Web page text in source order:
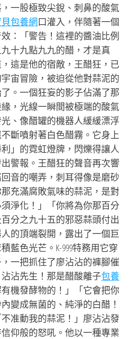
一股極致尖銳、刺鼻的酸氣
包養網口灌入，伴隨著一個
：「警告！這裡的醬油比例
十九點九九的醋，才是真
這是他的宿敵，王醋狂，已
宙冒險，被迫從他對蒜泥的
。一個狂妄的影子佔滿了那
，光線一瞬間被極端的酸氣
、像醋罐的機器人緩緩漂浮
斷噴射著白色醋霧。它身上
」的霓虹燈牌，閃爍得讓人
警報。王醋狂的聲音再次響
音的嘲弄，刺耳得像是磨砂
充滿腐敗氣味的蒜泥，是對
淨化！」「你將為你那百分
分之九十五的邪惡蒜頭付出
的頂端裂開，露出了一個巨
藍色光芒。K-999特務用它穿
一把抓住了廖沾沾的褲腳催
沾先生！那是醋酸離子包養
機發酵物的！」「它會把你
變成無菌的、純淨的白醋！
准動我的蒜泥！」廖沾沾發
仰般的怒吼。他以一種專業